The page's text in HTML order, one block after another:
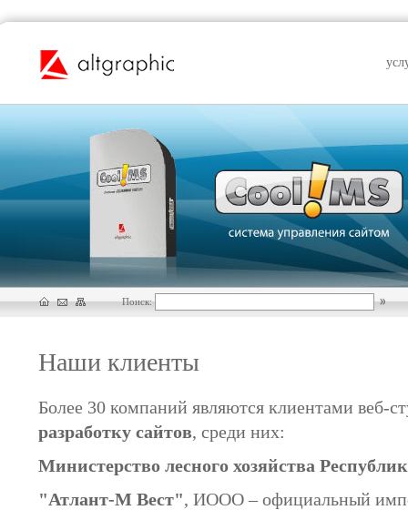
Поиск:
Наши клиенты
Более 30 компаний являются клиентами веб-
разработку сайтов, среди них:
Министерство лесного хозяйства
"Атлант-М Вест", ИООО – официальный